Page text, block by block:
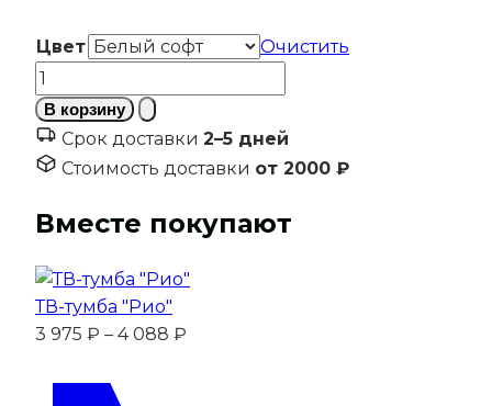
898 ₽.
Цвет
Очистить
Количество
товара
Тумба
подвесная
Роза
Ручка
В корзину
Срок доставки 2–5 дней
Стоимость доставки от 2000 ₽
Вместе покупают
ТВ-тумба "Рио"
3 975 ₽ – 4 088 ₽